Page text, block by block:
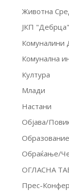
Животна
ЈКП "Дебрца"
Комуналини
Комунална
Култура
Млади
Настани
Објава/
Образование
Обраќање/
ОГЛАСНА
Прес-